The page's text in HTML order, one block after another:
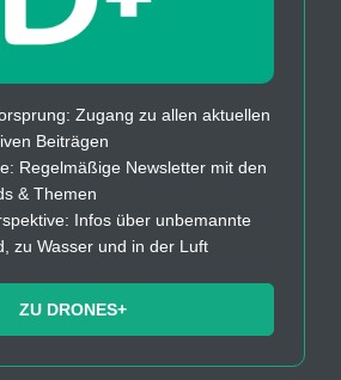
Zugang zu allen aktuellen
Beiträgen
Regelmäßige Newsletter mit den
& Themen
Infos über unbemannte
zu Wasser und in der Luft
ZU DRONES+